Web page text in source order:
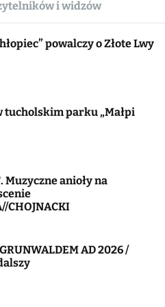
l
c
i widzów
powalczy o Złote Lwy
tucholskim parku „Małpi
CHOJNACKI
AD 2026 /